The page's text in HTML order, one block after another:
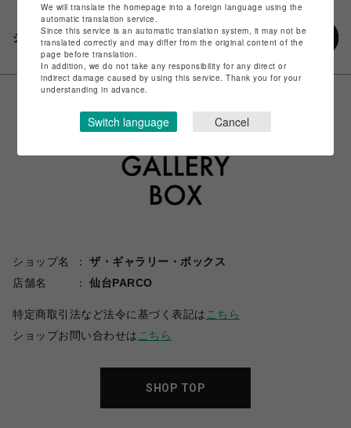
シェアする
ショップ名
ザ・ギャラリー・ボックス
店舗名
仙台PARCO
特定商取引法など法令に基づく表記は こちら
ショップお問い合わせは こちら
SHOP TOP
We will translate the homepage into a foreign language using the
automatic translation service.
Since this service is an automatic translation system, it may not be
translated correctly and may differ from the original content of the
page before translation.
In addition, we do not take any responsibility for any direct or
indirect damage caused by using this service. Thank you for your
understanding in advance.
Switch language Cancel